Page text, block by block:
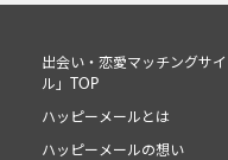
出会い・恋愛マッチングサ
ル」TOP
ハッピーメールとは
ハッピーメールの想い